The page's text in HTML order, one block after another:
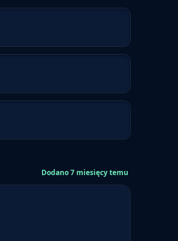
Dodano 7 miesięcy temu